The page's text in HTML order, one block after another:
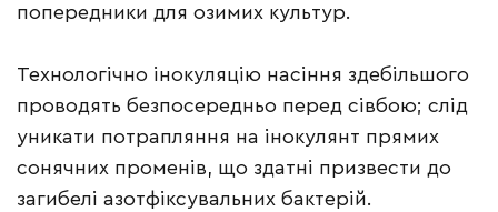
попередники для озимих культур.
Технологічно інокуляцію насіння здебільшого
проводять безпосередньо перед сівбою; слід
уникати потрапляння на інокулянт прямих
сонячних променів, що здатні призвести до
загибелі азотфіксувальних бактерій.